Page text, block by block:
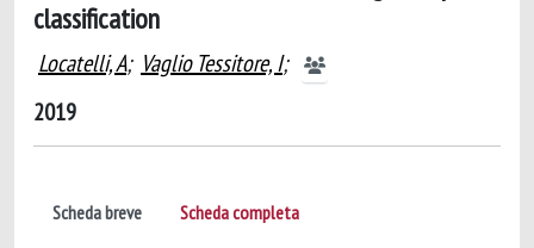
classification
Locatelli, A; Vaglio Tessitore, I;
2019
Scheda breve Scheda completa